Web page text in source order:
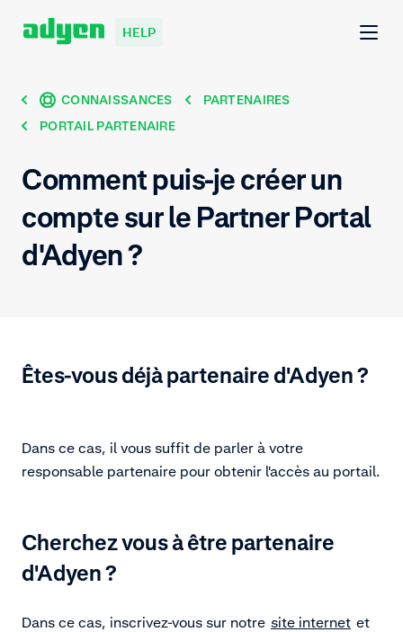
HELP
CONNAISSANCES
PARTENAIRES
PORTAIL PARTENAIRE
Comment puis-je créer un
compte sur le Partner Portal
d'Adyen ?
Êtes-vous déjà partenaire d'Adyen ?
Dans ce cas, il vous suffit de parler à votre
responsable partenaire pour obtenir l'accès au portail.
Cherchez vous à être partenaire
d'Adyen ?
Dans ce cas, inscrivez-vous sur notre site internet et